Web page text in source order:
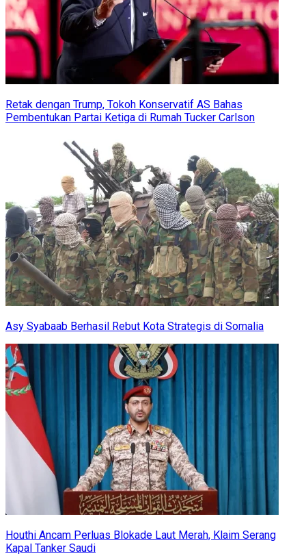
Retak dengan Trump, Tokoh Konservatif AS Bahas
Pembentukan Partai Ketiga di Rumah Tucker Carlson
Asy Syabaab Berhasil Rebut Kota Strategis di Somalia
Houthi Ancam Perluas Blokade Laut Merah, Klaim Serang
Kapal Tanker Saudi